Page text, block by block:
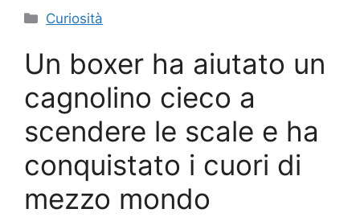
Categorie
Curiosità
Un boxer ha aiutato un
cagnolino cieco a
scendere le scale e ha
conquistato i cuori di
mezzo mondo